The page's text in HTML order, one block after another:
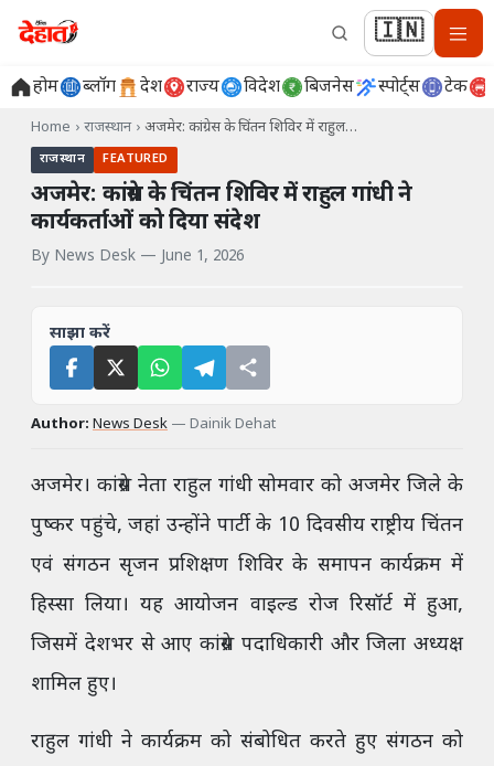
🇮🇳
होम ब्लॉग देश राज्य विदेश बिजनेस स्पोर्ट्स टेक
Home › राजस्थान › अजमेर: कांग्रेस के चिंतन शिविर में राहुल…
राजस्थान FEATURED
अजमेर: कांग्रेस के चिंतन शिविर में राहुल गांधी ने
कार्यकर्ताओं को दिया संदेश
By News Desk — June 1, 2026
साझा करें
Author: News Desk — Dainik Dehat
अजमेर। कांग्रेस नेता राहुल गांधी सोमवार को अजमेर जिले के
पुष्कर पहुंचे, जहां उन्होंने पार्टी के 10 दिवसीय राष्ट्रीय चिंतन
एवं संगठन सृजन प्रशिक्षण शिविर के समापन कार्यक्रम में
हिस्सा लिया। यह आयोजन वाइल्ड रोज रिसॉर्ट में हुआ,
जिसमें देशभर से आए कांग्रेस पदाधिकारी और जिला अध्यक्ष
शामिल हुए।
राहुल गांधी ने कार्यक्रम को संबोधित करते हुए संगठन को